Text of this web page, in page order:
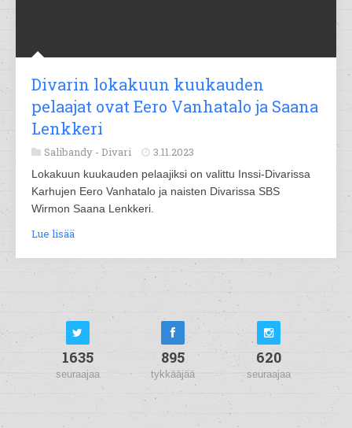
Divarin lokakuun kuukauden
pelaajat ovat Eero Vanhatalo ja Saana
Lenkkeri
Salibandy - Divari 3.11.2023
Lokakuun kuukauden pelaajiksi on valittu Inssi-Divarissa
Karhujen Eero Vanhatalo ja naisten Divarissa SBS
Wirmon Saana Lenkkeri.
Lue lisää
1635
seuraajaa
895
tykkääjää
620
seuraajaa